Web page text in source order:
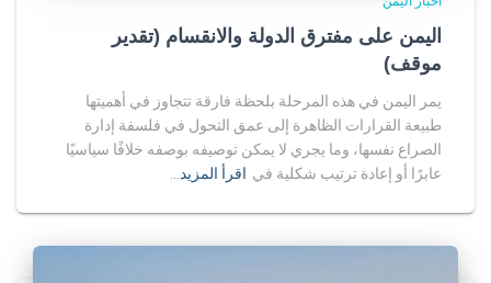
اليمن على مفترق الدولة والانقسام (تقدير
موقف)
يمر اليمن في هذه المرحلة بلحظة فارقة تتجاوز في أهميتها
طبيعة القرارات الظاهرة إلى عمق التحول في فلسفة إدارة
الصراع نفسها، وما يجري لا يمكن توصيفه بوصفه خلافًا سياسيًا
عابرًا أو إعادة ترتيب شكلية في اقرأ المزيد…